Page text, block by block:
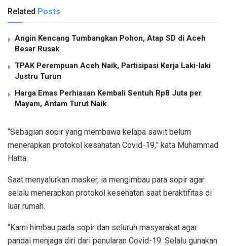
Related Posts
Angin Kencang Tumbangkan Pohon, Atap SD di Aceh
Besar Rusak
TPAK Perempuan Aceh Naik, Partisipasi Kerja Laki-laki
Justru Turun
Harga Emas Perhiasan Kembali Sentuh Rp8 Juta per
Mayam, Antam Turut Naik
“Sebagian sopir yang membawa kelapa sawit belum
menerapkan protokol kesahatan Covid-19,” kata Muhammad
Hatta.
Saat menyalurkan masker, ia mengimbau para sopir agar
selalu menerapkan protokol kesehatan saat beraktifitas di
luar rumah.
“Kami himbau pada sopir dan seluruh masyarakat agar
pandai menjaga diri dari penularan Covid-19. Selalu gunakan